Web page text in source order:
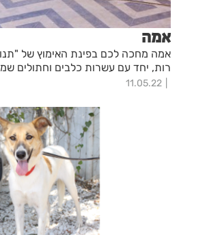
אמה
אמה מחכה לכם בפינת האימוץ של
רות, יחד עם עשרות כלבים וחתולים
11.05.22